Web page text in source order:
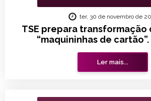
TSE prepara transformação
“maquininhas de
ter, 30 de novembro de
Ler mais...